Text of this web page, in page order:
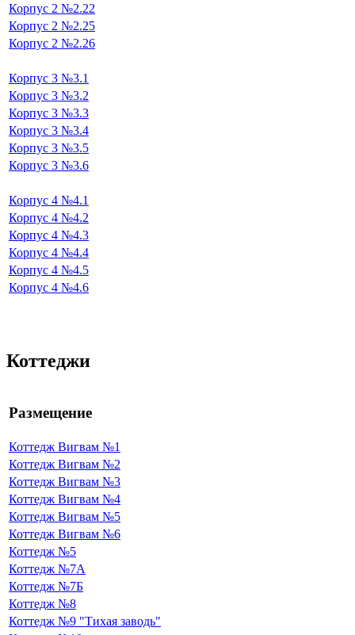
Корпус 2 №2.22
Корпус 2 №2.25
Корпус 2 №2.26
Корпус 3 №3.1
Корпус 3 №3.2
Корпус 3 №3.3
Корпус 3 №3.4
Корпус 3 №3.5
Корпус 3 №3.6
Корпус 4 №4.1
Корпус 4 №4.2
Корпус 4 №4.3
Корпус 4 №4.4
Корпус 4 №4.5
Корпус 4 №4.6
Коттеджи
Размещение
Коттедж Вигвам №1
Коттедж Вигвам №2
Коттедж Вигвам №3
Коттедж Вигвам №4
Коттедж Вигвам №5
Коттедж Вигвам №6
Коттедж №5
Коттедж №7А
Коттедж №7Б
Коттедж №8
Коттедж №9 "Тихая заводь"